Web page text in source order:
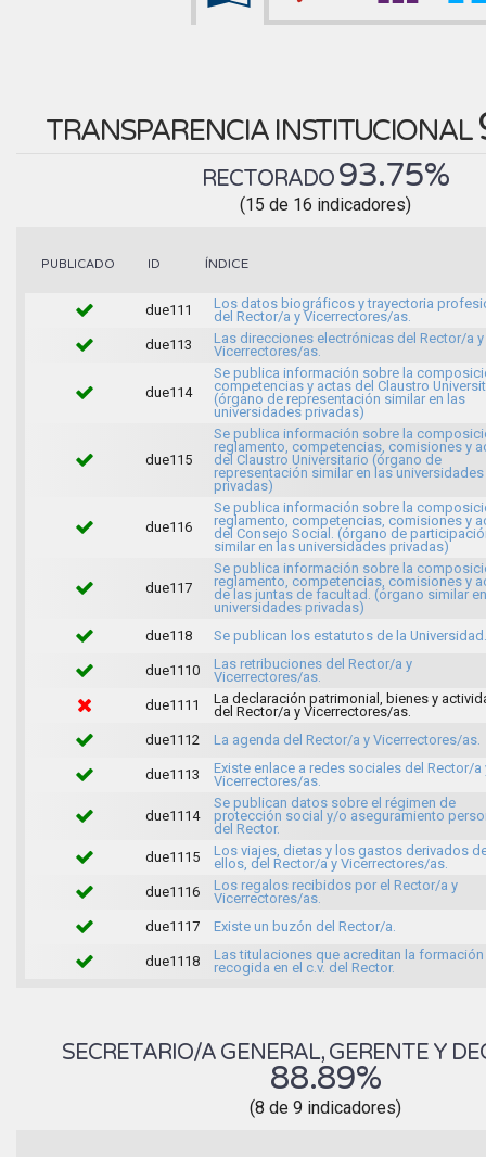
TRANSPARENCIA INSTITUCIONAL
RECTORADO 93.75%
(15 de 16 indicadores)
PUBLICADO ID ÍNDICE
due111
Los datos biográficos y trayectoria
del Rector/a y Vicerrectores/as.
due113
Las direcciones electrónicas del Rector/a y
Vicerrectores/as.
due114
Se publica información sobre la
competencias y actas del Claustro
(órgano de representación similar en las
universidades privadas)
due115
Se publica información sobre la
reglamento, competencias, comisiones y
del Claustro Universitario (órgano de
representación similar en las universidades
privadas)
due116
Se publica información sobre la
reglamento, competencias, comisiones y
del Consejo Social. (órgano de
similar en las universidades privadas)
due117
Se publica información sobre la
reglamento, competencias, comisiones y
de las juntas de facultad. (órgano similar
universidades privadas)
due118
Se publican los estatutos de la Universidad.
due1110
Las retribuciones del Rector/a y
Vicerrectores/as.
due1111
La declaración patrimonial, bienes y
del Rector/a y Vicerrectores/as.
due1112
La agenda del Rector/a y Vicerrectores/as.
due1113
Existe enlace a redes sociales del Rector/a
Vicerrectores/as.
due1114
Se publican datos sobre el régimen de
protección social y/o aseguramiento
del Rector.
due1115
Los viajes, dietas y los gastos derivados
ellos, del Rector/a y Vicerrectores/as.
due1116
Los regalos recibidos por el Rector/a y
Vicerrectores/as.
due1117
Existe un buzón del Rector/a.
due1118
Las titulaciones que acreditan la formación
recogida en el c.v. del Rector.
SECRETARIO/A GENERAL, GERENTE Y
88.89%
(8 de 9 indicadores)